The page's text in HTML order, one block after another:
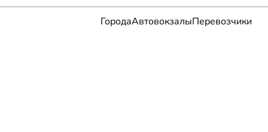
ГородаАвтовокзалыПеревозчики